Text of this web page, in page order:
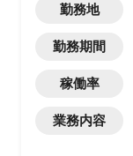
勤務地
勤務期間
稼働率
業務内容